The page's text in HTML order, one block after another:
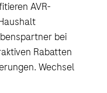
AVR-
bei
Rabatten
Wechsel